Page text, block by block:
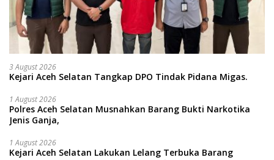
3 August 2026
Kejari Aceh Selatan Tangkap DPO Tindak Pidana Migas.
1 August 2026
Polres Aceh Selatan Musnahkan Barang Bukti Narkotika
Jenis Ganja,
1 August 2026
Kejari Aceh Selatan Lakukan Lelang Terbuka Barang